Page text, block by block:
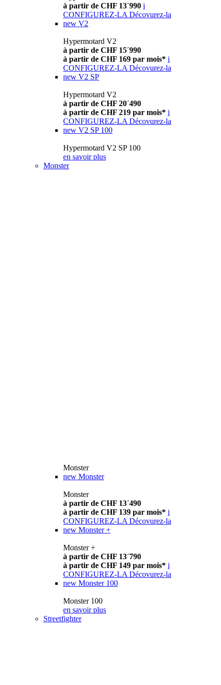
à partir de CHF 13´990 i
CONFIGUREZ-LA Décovurez-la
new V2
Hypermotard V2
à partir de CHF 15´990
à partir de CHF 169 par mois* i
CONFIGUREZ-LA Décovurez-la
new V2 SP
Hypermotard V2
à partir de CHF 20´490
à partir de CHF 219 par mois* i
CONFIGUREZ-LA Décovurez-la
new V2 SP 100
Hypermotard V2 SP 100
en savoir plus
Monster
Monster
new Monster
Monster
à partir de CHF 13´490
à partir de CHF 139 par mois* i
CONFIGUREZ-LA Décovurez-la
new Monster +
Monster +
à partir de CHF 13´790
à partir de CHF 149 par mois* i
CONFIGUREZ-LA Décovurez-la
new Monster 100
Monster 100
en savoir plus
Streetfighter